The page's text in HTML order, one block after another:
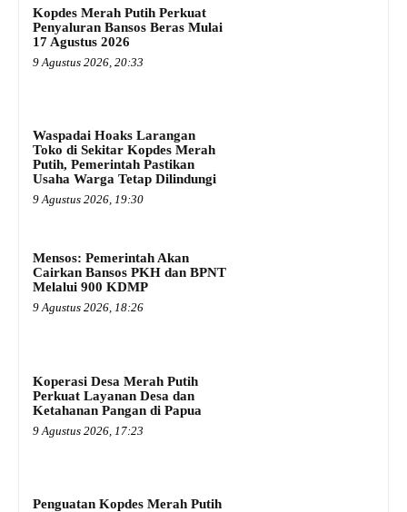
Kopdes Merah Putih Perkuat
Penyaluran Bansos Beras Mulai
17 Agustus 2026
9 Agustus 2026, 20:33
Waspadai Hoaks Larangan
Toko di Sekitar Kopdes Merah
Putih, Pemerintah Pastikan
Usaha Warga Tetap Dilindungi
9 Agustus 2026, 19:30
Mensos: Pemerintah Akan
Cairkan Bansos PKH dan BPNT
Melalui 900 KDMP
9 Agustus 2026, 18:26
Koperasi Desa Merah Putih
Perkuat Layanan Desa dan
Ketahanan Pangan di Papua
9 Agustus 2026, 17:23
Penguatan Kopdes Merah Putih